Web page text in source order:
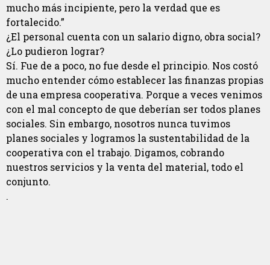
mucho más incipiente, pero la verdad que es
fortalecido.”
¿El personal cuenta con un salario digno, obra social?
¿Lo pudieron lograr?
Sí. Fue de a poco, no fue desde el principio. Nos costó
mucho entender cómo establecer las finanzas propias
de una empresa cooperativa. Porque a veces venimos
con el mal concepto de que deberían ser todos planes
sociales. Sin embargo, nosotros nunca tuvimos
planes sociales y logramos la sustentabilidad de la
cooperativa con el trabajo. Digamos, cobrando
nuestros servicios y la venta del material, todo el
conjunto.
.